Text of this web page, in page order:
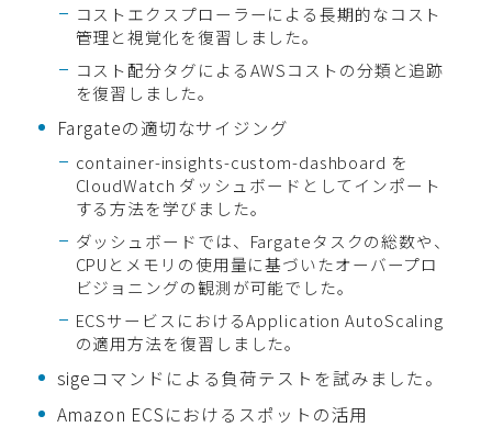
コストエクスプローラーによる長期的なコスト
管理と視覚化を復習しました。
コスト配分タグによるAWSコストの分類と追跡
を復習しました。
Fargateの適切なサイジング
container-insights-custom-dashboard を
CloudWatch ダッシュボードとしてインポート
する方法を学びました。
ダッシュボードでは、Fargateタスクの総数や、
CPUとメモリの使用量に基づいたオーバープロ
ビジョニングの観測が可能でした。
ECSサービスにおけるApplication AutoScaling
の適用方法を復習しました。
sigeコマンドによる負荷テストを試みました。
Amazon ECSにおけるスポットの活用